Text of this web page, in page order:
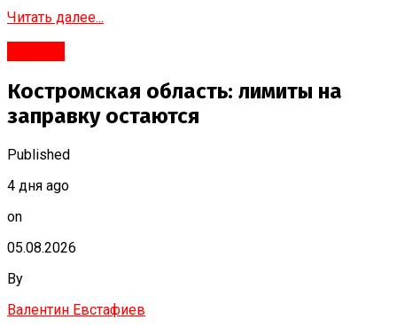
Читать далее...
Костромская область: лимиты на
заправку остаются
Published
4 дня ago
on
05.08.2026
By
Валентин Евстафиев